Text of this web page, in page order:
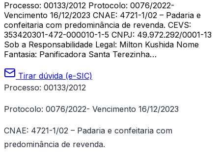
Processo: 00133/2012 Protocolo: 0076/2022-
Vencimento 16/12/2023 CNAE: 4721-1/02 – Padaria e
confeitaria com predominância de revenda. CEVS:
353420301-472-000010-1-5 CNPJ: 49.972.292/0001-13
Sob a Responsabilidade Legal: Milton Kushida Nome
Fantasia: Panificadora Santa Terezinha…
Tirar dúvida (e-SIC)
Processo: 00133/2012
Protocolo: 0076/2022- Vencimento 16/12/2023
CNAE: 4721-1/02 – Padaria e confeitaria com
predominância de revenda.